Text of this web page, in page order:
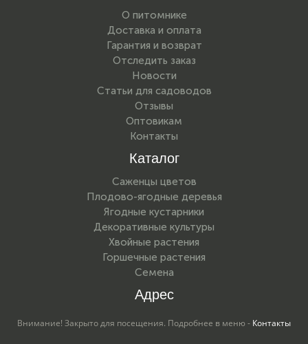
О питомнике
Доставка и оплата
Гарантия и возврат
Отследить заказ
Новости
Статьи для садоводов
Отзывы
Оптовикам
Контакты
Каталог
Саженцы цветов
Плодово-ягодные деревья
Ягодные кустарники
Декоративные культуры
Хвойные растения
Горшечные растения
Семена
Адрес
Внимание! Закрыто для посещения. Подробнее в меню - Контакты